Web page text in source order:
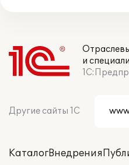
и
Другие сайты 1С
КаталогВнедрения